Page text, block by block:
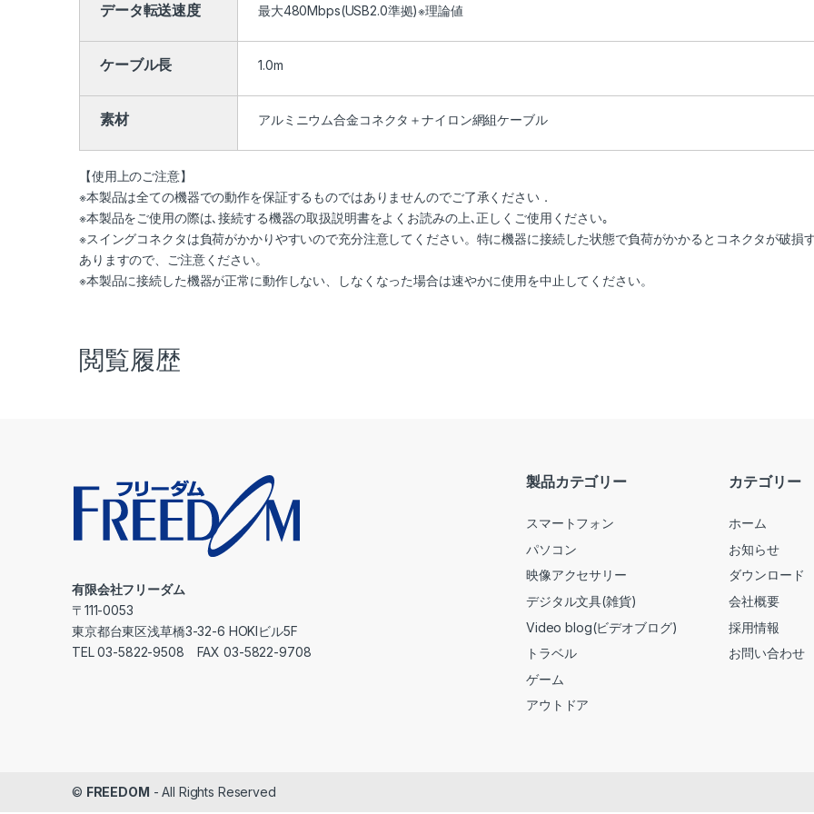
データ転送速度 最大480Mbps(USB2.0準拠)※理論値
ケーブル長 1.0m
素材 アルミニウム合金コネクタ＋ナイロン網組ケーブル
【使用上のご注意】
※本製品は全ての機器での動作を保証するものではありませんのでご了承ください．
※本製品をご使用の際は､接続する機器の取扱説明書をよくお読みの上､正しくご使用ください｡
※スイングコネクタは負荷がかかりやすいので充分注意してください。特に機器に接続した状態で負荷がかかるとコネクタが破損
ありますので、ご注意ください。
※本製品に接続した機器が正常に動作しない、しなくなった場合は速やかに使用を中止してください。
閲覧履歴
有限会社フリーダム
〒111-0053
東京都台東区浅草橋3-32-6 HOKIビル5F
TEL 03-5822-9508 FAX 03-5822-9708
製品カテゴリー
スマートフォン
パソコン
映像アクセサリー
デジタル文具(雑貨)
Video blog(ビデオブログ)
トラベル
ゲーム
アウトドア
カテゴリー
ホーム
お知らせ
ダウンロード
会社概要
採用情報
お問い合わせ
© FREEDOM - All Rights Reserved